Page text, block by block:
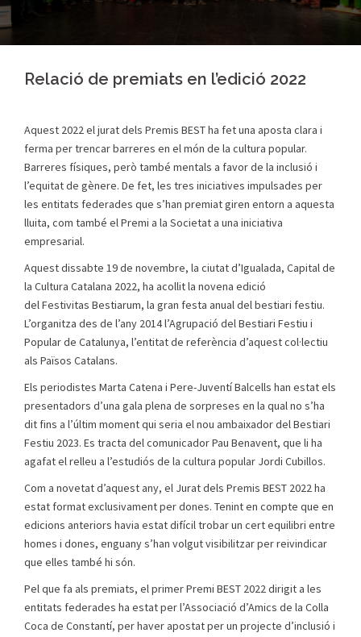
Relació de premiats en l’edició 2022
Aquest 2022 el jurat dels Premis BEST ha fet una aposta clara i
ferma per trencar barreres en el món de la cultura popular.
Barreres físiques, però també mentals a favor de la inclusió i
l’equitat de gènere. De fet, les tres iniciatives impulsades per
les entitats federades que s’han premiat giren entorn a aquesta
lluita, com també el Premi a la Societat a una iniciativa
empresarial.
Aquest dissabte 19 de novembre, la ciutat d’Igualada, Capital de
la Cultura Catalana 2022, ha acollit la novena edició
del Festivitas Bestiarum, la gran festa anual del bestiari festiu.
L’organitza des de l’any 2014 l’Agrupació del Bestiari Festiu i
Popular de Catalunya, l’entitat de referència d’aquest col·lectiu
als Països Catalans.
Els periodistes Marta Catena i Pere-Juventí Balcells han estat els
presentadors d’una gala plena de sorpreses en la qual no s’ha
dit fins a l’últim moment qui seria el nou ambaixador del Bestiari
Festiu 2023. Es tracta del comunicador Pau Benavent, que li ha
agafat el relleu a l’estudiós de la cultura popular Jordi Cubillos.
Com a novetat d’aquest any, el Jurat dels Premis BEST 2022 ha
estat format exclusivament per dones. Tenint en compte que en
edicions anteriors havia estat difícil trobar un cert equilibri entre
homes i dones, enguany s’han volgut visibilitzar per reivindicar
que elles també hi són.
Pel que fa als premiats, el primer Premi BEST 2022 dirigit a les
entitats federades ha estat per l’Associació d’Amics de la Colla
Coca de Constantí, per haver apostat per un projecte d’inclusió i